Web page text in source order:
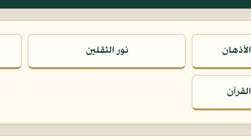
نور الثقلين